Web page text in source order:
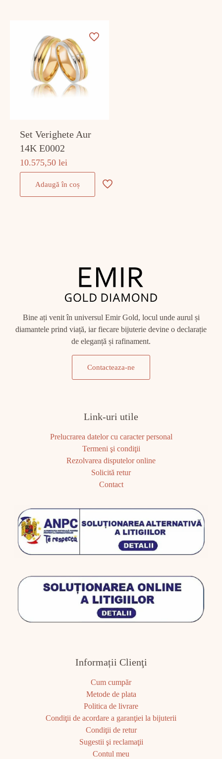
Set Verighete Aur
14K E0002
10.575,50lei
Adaugă în coș
Bine ați venit în universul Emir Gold, locul unde aurul și
diamantele prind viață, iar fiecare bijuterie devine o declarație
de eleganță și rafinament.
Contacteaza-ne
Link-uri utile
Prelucrarea datelor cu caracter personal
Termeni şi condiţii
Rezolvarea disputelor online
Solicită retur
Contact
Informații Clienţi
Cum cumpăr
Metode de plata
Politica de livrare
Condiţii de acordare a garanţiei la bijuterii
Condiţii de retur
Sugestii şi reclamaţii
Contul meu